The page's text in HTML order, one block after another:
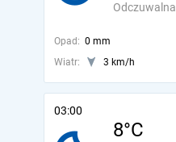
Odczuwalna
Opad: 0 mm
Wiatr:
3 km/h
03:00
8°C